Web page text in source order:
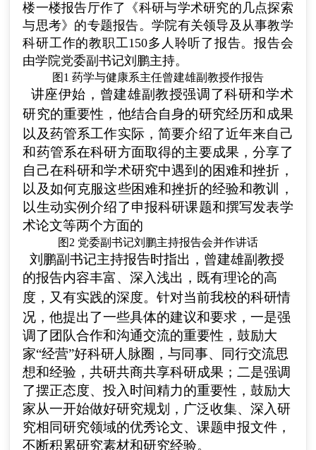
楼一楼报告厅作了 《科研与学术研究的几点探索
与思考》的专题报告。学院有关领导及从事教学
科研工作的教职工150多人聆听了报告。报告会
由学院党委副书记刘鹏主持。
图1 药学与健康系主任曾建雄副教授作报告
讲座伊始，曾建雄副教授强调 了科研和学术
研究的重要性 ， 他结合自身的研究经历和成果
以及药管系工作实际，简要介绍了近年来自己
和药管系在科研方面取得的主要成果，分享了
自己在科研和学术研究中遇到的困难和挫折，
以及如何克服这些困难和挫折的经验和教训，
以生动实例介绍了申报科研课题和撰写发表学
术论文等两个方面的
图2 党委副书记刘鹏主持报告会并作讲话
刘鹏副书记主持报告时指出，曾建雄副教授
的报告内容丰富、深入浅出，既有理论的高
度，又有实践的深度。针对当前我校的科研情
况，他提出了一些具体的建议和要求，一是强
调了团队合作和沟通交流的重要性，鼓励大
家“经营”好科研人脉圈，与同事、同行交流思
想和经验，共研共商共享科研成果；二是强调
了摆正态度、投入时间精力的重要性，鼓励大
家从一开始做好研究规划，广泛收集、深入研
究相同研究领域的优秀论文、课题申报文件，
不断积累研究素材和研究经验。